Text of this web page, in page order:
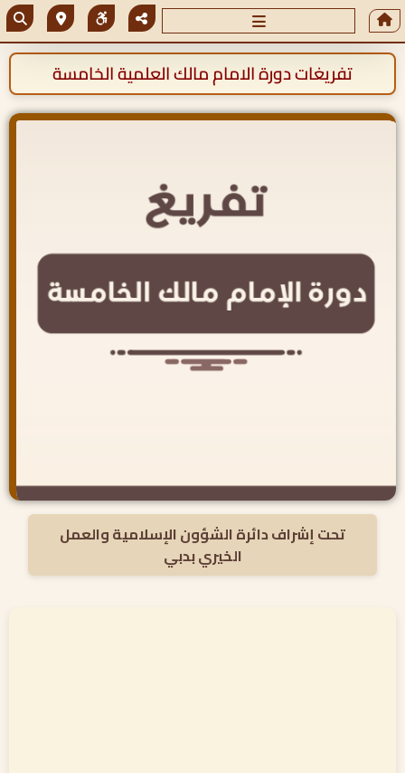
تفريغات دورة الامام مالك العلمية الخامسة
تحت إشراف دائرة الشؤون الإسلامية والعمل
الخيري بدبي